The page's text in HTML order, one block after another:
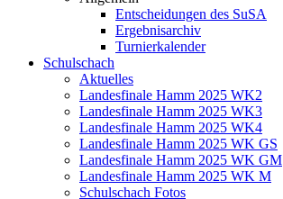
Entscheidungen des SuSA
Ergebnisarchiv
Turnierkalender
Schulschach
Aktuelles
Landesfinale Hamm 2025 WK2
Landesfinale Hamm 2025 WK3
Landesfinale Hamm 2025 WK4
Landesfinale Hamm 2025 WK GS
Landesfinale Hamm 2025 WK GM
Landesfinale Hamm 2025 WK M
Schulschach Fotos